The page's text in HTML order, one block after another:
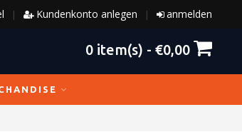
anmelden
|
Kundenkonto anlegen
|
0 item(s) - €0,00